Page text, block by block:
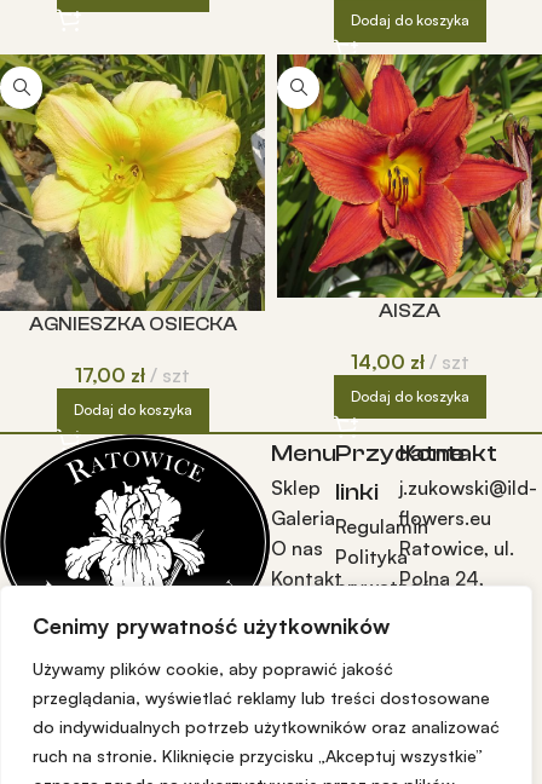
Cenimy prywatność użytkowników
Używamy plików cookie, aby poprawić jakość
przeglądania, wyświetlać reklamy lub treści dostosowane
do indywidualnych potrzeb użytkowników oraz analizować
ruch na stronie. Kliknięcie przycisku „Akceptuj wszystkie”
Dodaj do koszyka
AGNIESZKA OSIECKA
17,00 zł szt
Dodaj do koszyka
AISZA
14,00 zł szt
Dodaj do koszyka
Menu
Sklep
Galeria
O nas
Kontakt
Przydatne
linki
Regulamin
Polityka
prywatności
Reklamacje
Dostawa
i
płatność
Kontakt
j.zukowski@ild-
flowers.eu
Ratowice, ul.
Polna 24,
605440407